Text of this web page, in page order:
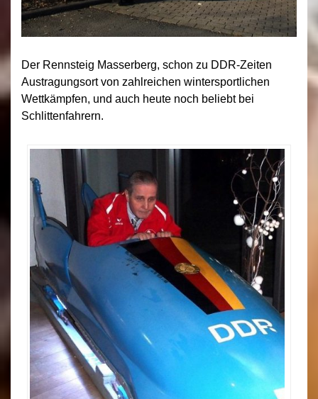
Der Rennsteig Masserberg, schon zu DDR-Zeiten
Austragungsort von zahlreichen wintersportlichen
Wettkämpfen, und auch heute noch beliebt bei
Schlittenfahrern.